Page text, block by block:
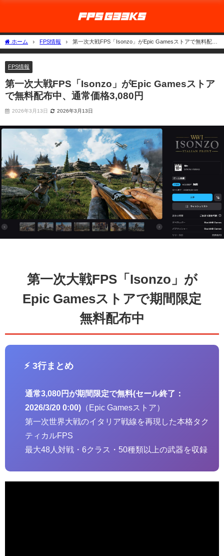
ホーム FPS情報
第一次大戦FPS「Isonzo」がEpic Gamesストアで無料配布
中、通常価格3,080円
FPS情報
第一次大戦FPS「Isonzo」がEpic Gamesストア
で無料配布中、通常価格3,080円
2026年3月13日 2026年3月13日
第一次大戦FPS「Isonzo」が
Epic Gamesストアで期間限定
無料配布中
⚡ 3行まとめ
通常3,080円が期間限定で無料(セール終了：
2026/3/20 0:00) （Epic Gamesストア）
第一次世界大戦のイタリア戦線を再現した本格タク
ティカルFPS
最大48人対戦・6クラス・50種類以上の武器を収録